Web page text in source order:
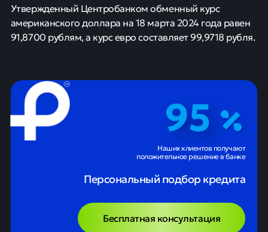
Утвержденный Центробанком обменный курс
американского доллара на 18 марта 2024 года равен
91,8700 рублям, а курс евро составляет 99,9718 рубля.
95
Наших клиентов получают
положительное решение в банке
Персональный подбор кредита
Бесплатная консультация